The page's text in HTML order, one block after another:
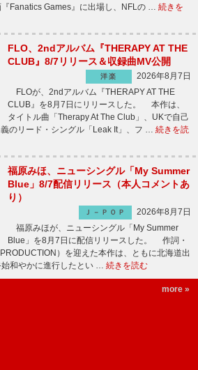
『Fanatics Games』に出場し、NFLの … 続きを
FLO、2ndアルバム『THERAPY AT THE
CLUB』8/7リリース＆収録曲MV公開
洋楽
2026年8月7日
FLOが、2ndアルバム『THERAPY AT THE
CLUB』を8月7日にリリースした。 本作は、
タイトル曲「Therapy At The Club」、UKで自己
のリード・シングル「Leak It」、フ … 続きを読
福原みほ、ニューシングル「My Summer
Blue」8/7配信リリース（本人コメントあ
り）
Ｊ－ＰＯＰ
2026年8月7日
福原みほが、ニューシングル「My Summer
Blue」を8月7日に配信リリースした。 作詞・
）を迎えた本作は、ともに北海道出
和やかに進行したとい … 続きを読む
more »